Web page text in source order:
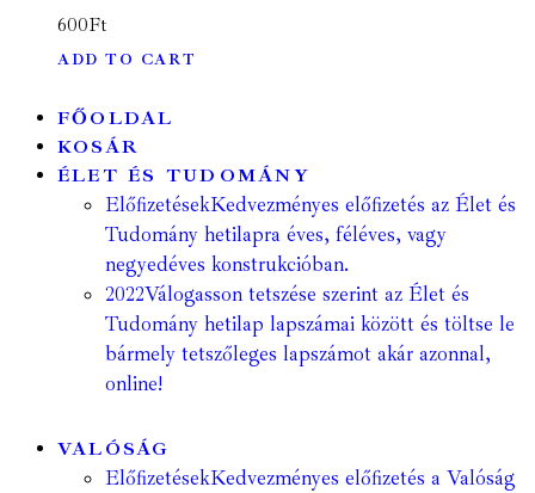
600Ft
ADD TO CART
FŐOLDAL
KOSÁR
ÉLET ÉS TUDOMÁNY
ElőfizetésekKedvezményes előfizetés az Élet és
Tudomány hetilapra éves, féléves, vagy
negyedéves konstrukcióban.
2022Válogasson tetszése szerint az Élet és
Tudomány hetilap lapszámai között és töltse le
bármely tetszőleges lapszámot akár azonnal,
online!
VALÓSÁG
ElőfizetésekKedvezményes előfizetés a Valóság